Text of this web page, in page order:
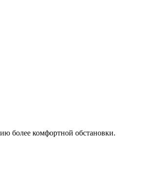
более комфортной обстановки.